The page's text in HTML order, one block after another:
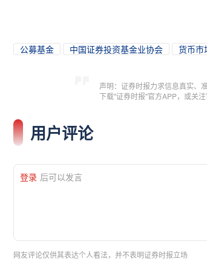
公募基金 中国证券投资基金业协会 货币市
声明：证券时报力求信息真实、
下载"证券时报"官方APP，或关
用户评论
登录 后可以发言
网友评论仅供其表达个人看法，并不表明证券时报立场